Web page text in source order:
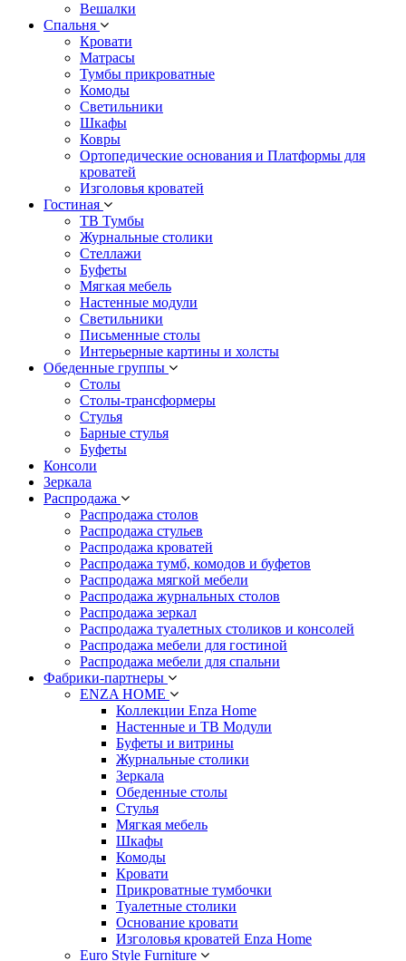
Вешалки
Cпальня
Кровати
Матрасы
Тумбы прикроватные
Комоды
Светильники
Шкафы
Ковры
Ортопедические основания и Платформы для
кроватей
Изголовья кроватей
Гостиная
ТВ Тумбы
Журнальные столики
Стеллажи
Буфеты
Мягкая мебель
Настенные модули
Светильники
Письменные столы
Интерьерные картины и холсты
Обеденные группы
Столы
Столы-трансформеры
Стулья
Барные стулья
Буфеты
Консоли
Зеркала
Распродажа
Распродажа столов
Распродажа стульев
Распродажа кроватей
Распродажа тумб, комодов и буфетов
Распродажа мягкой мебели
Распродажа журнальных столов
Распродажа зеркал
Распродажа туалетных столиков и консолей
Распродажа мебели для гостиной
Распродажа мебели для спальни
Фабрики-партнеры
ENZA HOME
Коллекции Enza Home
Настенные и ТВ Модули
Буфеты и витрины
Журнальные столики
Зеркала
Обеденные столы
Стулья
Мягкая мебель
Шкафы
Комоды
Кровати
Прикроватные тумбочки
Туалетные столики
Основание кровати
Изголовья кроватей Enza Home
Euro Style Furniture